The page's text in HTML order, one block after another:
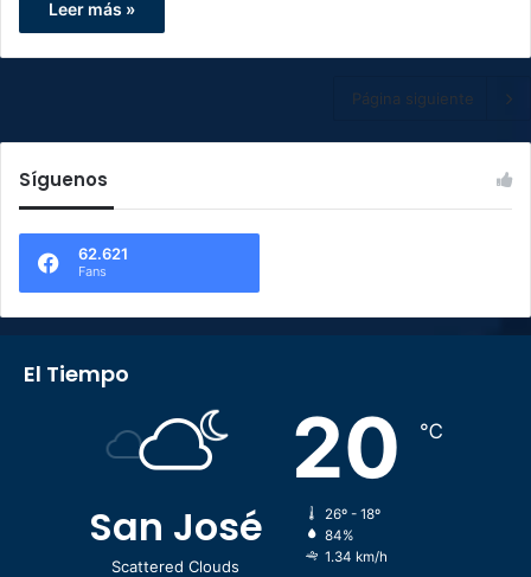
Leer más »
Página siguiente
Síguenos
62.621
Fans
El Tiempo
San José
Scattered Clouds
20 ℃
26º - 18º
84%
1.34 km/h